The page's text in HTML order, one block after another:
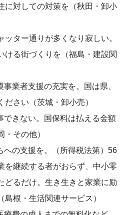
対しての対策を（秋田・卸小
ター通りが多くなり寂しい。
ける街づくりを（福島・建設関
業者支援の充実を。国は県、
さい（茨城・卸小売）
きない。国保料は払える金額
・その他）
の支援を。（所得税法第）56
を継続する者がおらず、中小零
どるだけ。生き生きと家業に励
根・生活関連サービス）